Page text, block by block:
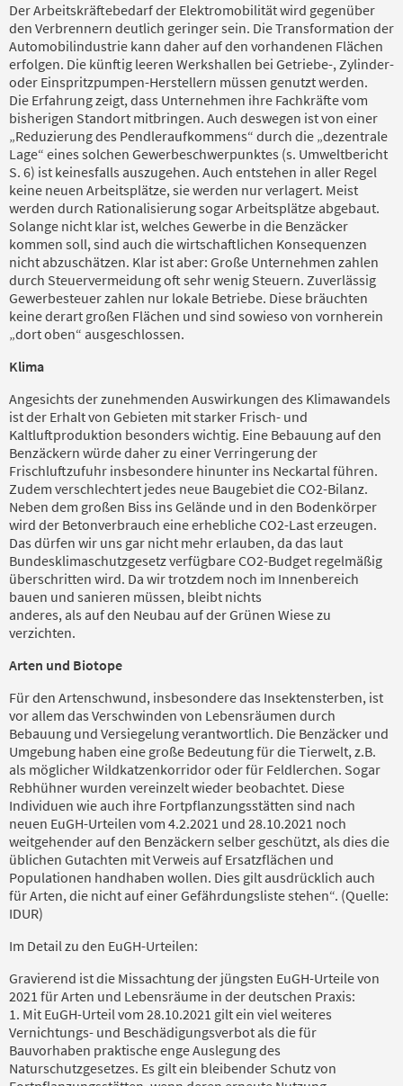
Der Arbeitskräftebedarf der Elektromobilität wird gegenüber
den Verbrennern deutlich geringer sein. Die Transformation der
Automobilindustrie kann daher auf den vorhandenen Flächen
erfolgen. Die künftig leeren Werkshallen bei Getriebe-, Zylinder-
oder Einspritzpumpen-Herstellern müssen genutzt werden.
Die Erfahrung zeigt, dass Unternehmen ihre Fachkräfte vom
bisherigen Standort mitbringen. Auch deswegen ist von einer
„Reduzierung des Pendleraufkommens“ durch die „dezentrale
Lage“ eines solchen Gewerbeschwerpunktes (s. Umweltbericht
S. 6) ist keinesfalls auszugehen. Auch entstehen in aller Regel
keine neuen Arbeitsplätze, sie werden nur verlagert. Meist
werden durch Rationalisierung sogar Arbeitsplätze abgebaut.
Solange nicht klar ist, welches Gewerbe in die Benzäcker
kommen soll, sind auch die wirtschaftlichen Konsequenzen
nicht abzuschätzen. Klar ist aber: Große Unternehmen zahlen
durch Steuervermeidung oft sehr wenig Steuern. Zuverlässig
Gewerbesteuer zahlen nur lokale Betriebe. Diese bräuchten
keine derart großen Flächen und sind sowieso von vornherein
„dort oben“ ausgeschlossen.
Klima
Angesichts der zunehmenden Auswirkungen des Klimawandels
ist der Erhalt von Gebieten mit starker Frisch- und
Kaltluftproduktion besonders wichtig. Eine Bebauung auf den
Benzäckern würde daher zu einer Verringerung der
Frischluftzufuhr insbesondere hinunter ins Neckartal führen.
Zudem verschlechtert jedes neue Baugebiet die CO2-Bilanz.
Neben dem großen Biss ins Gelände und in den Bodenkörper
wird der Betonverbrauch eine erhebliche CO2-Last erzeugen.
Das dürfen wir uns gar nicht mehr erlauben, da das laut
Bundesklimaschutzgesetz verfügbare CO2-Budget regelmäßig
überschritten wird. Da wir trotzdem noch im Innenbereich
bauen und sanieren müssen, bleibt nichts
anderes, als auf den Neubau auf der Grünen Wiese zu
verzichten.
Arten und Biotope
Für den Artenschwund, insbesondere das Insektensterben, ist
vor allem das Verschwinden von Lebensräumen durch
Bebauung und Versiegelung verantwortlich. Die Benzäcker und
Umgebung haben eine große Bedeutung für die Tierwelt, z.B.
als möglicher Wildkatzenkorridor oder für Feldlerchen. Sogar
Rebhühner wurden vereinzelt wieder beobachtet. Diese
Individuen wie auch ihre Fortpflanzungsstätten sind nach
neuen EuGH-Urteilen vom 4.2.2021 und 28.10.2021 noch
weitgehender auf den Benzäckern selber geschützt, als dies die
üblichen Gutachten mit Verweis auf Ersatzflächen und
Populationen handhaben wollen. Dies gilt ausdrücklich auch
für Arten, die nicht auf einer Gefährdungsliste stehen“. (Quelle:
IDUR)
Im Detail zu den EuGH-Urteilen:
Gravierend ist die Missachtung der jüngsten EuGH-Urteile von
2021 für Arten und Lebensräume in der deutschen Praxis:
1. Mit EuGH-Urteil vom 28.10.2021 gilt ein viel weiteres
Vernichtungs- und Beschädigungsverbot als die für
Bauvorhaben praktische enge Auslegung des
Naturschutzgesetzes. Es gilt ein bleibender Schutz von